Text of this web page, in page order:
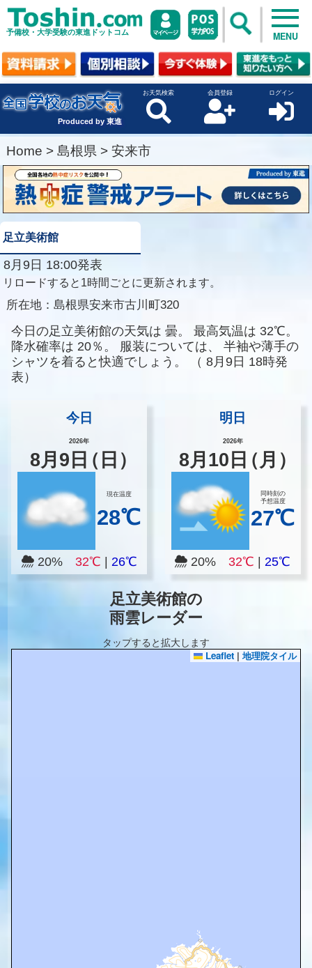
予備校・大学受験の東進ドットコム MENU
Produced by 東進
お天気検索 会員登録 ログイン
Home > 島根県 > 安来市
足立美術館
8月9日 18:00発表
リロードすると1時間ごとに更新されます。
所在地： 島根県安来市古川町320
今日の足立美術館の天気は 曇。 最高気温は 32℃。
降水確率は 20％。 服装については、
半袖や薄手の
シャツを着ると快適でしょう。
（ 8月9日 18時発
表）
今日
2026年
8月 9 日（日）
現在温度
28℃
20% 32℃ 26℃
明日
2026年
8月 10 日（月）
同時刻の
予想温度
27℃
20%32℃ |25℃
足立美術館の
雨雲レーダー
タップすると拡大します
Leaflet | 地理院タイル